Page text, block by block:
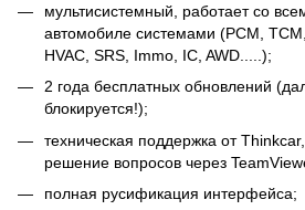
мультисистемный, работает со
автомобиле системами (PCM, TCM,
HVAC, SRS, Immo, IC, AWD.....);
2 года бесплатных обновлений
блокируется!);
техническая поддержка от
решение вопросов через
полная русификация интерфейса;